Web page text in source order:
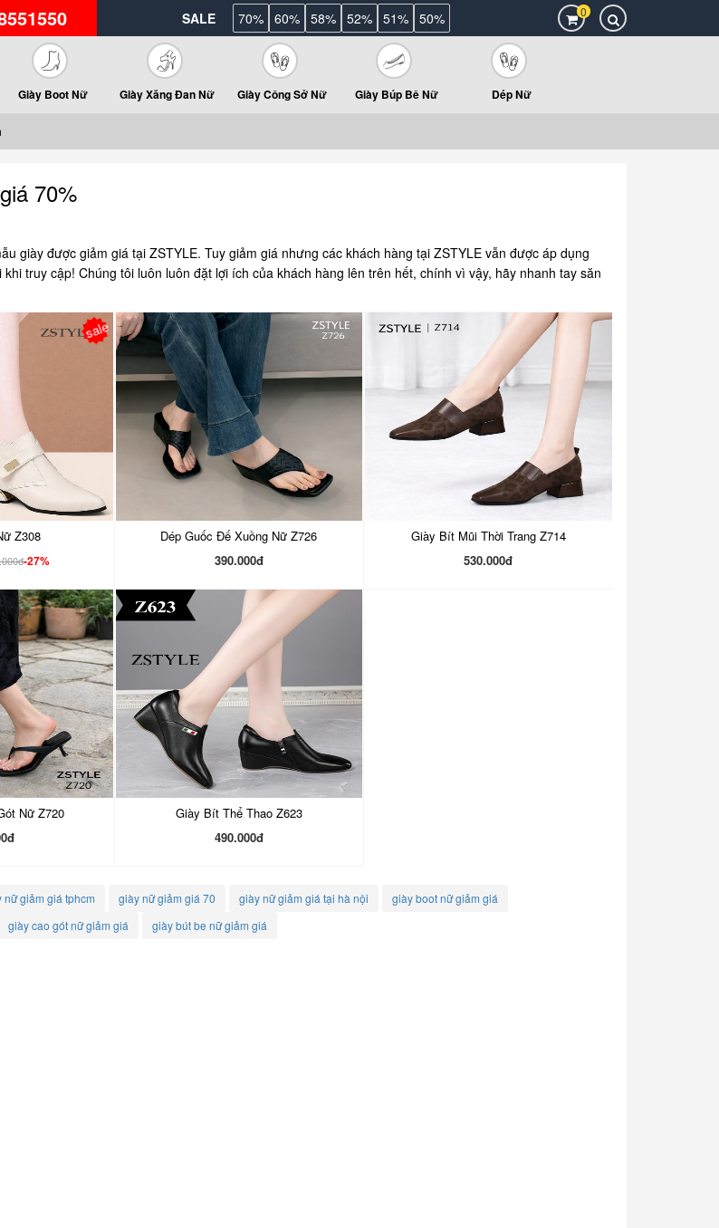
SALE 70% 60% 58% 52% 51% 50% 0
Giày Boot Nữ Giày Xăng Đan Nữ Giày Công Sở Nữ Giày Búp Bê Nữ Dép Nữ
70%
giày được giảm giá tại ZSTYLE. Tuy giảm giá nhưng các khách hàng tại ZSTYLE vẫn được áp dụng
truy cập! Chúng tôi luôn luôn đặt lợi ích của khách hàng lên trên hết, chính vì vậy, hãy nhanh tay săn
Z308
-27%
sale
Dép Guốc Đế Xuồng Nữ Z726
390.000đ
Giày Bít Mũi Thời Trang Z714
530.000đ
Nữ Z720
Giày Bít Thể Thao Z623
490.000đ
nữ giảm giá tphcm giày nữ giảm giá 70 giày nữ giảm giá tại hà nội
giày boot nữ giảm giá
giày cao gót nữ giảm giá giày bút be nữ giảm giá